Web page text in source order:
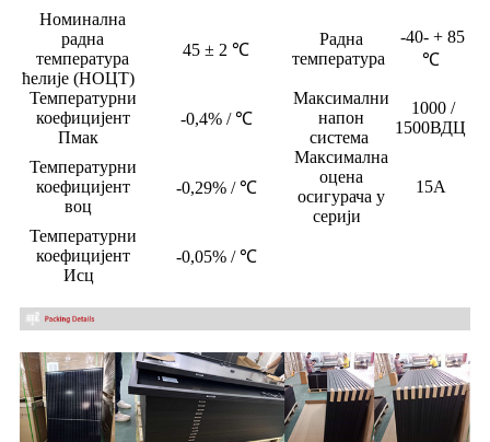
Номинална
радна
температура
ћелије (НОЦТ)
45 ± 2 ℃
Радна
температура
-40- + 85
℃
Температурни
коефицијент
Пмак
-0,4% / ℃
Максимални
напон
система
1000 /
1500ВДЦ
Температурни
коефицијент
воц
-0,29% / ℃
Максимална
оцена
осигурача у
серији
15А
Температурни
коефицијент
Исц
-0,05% / ℃